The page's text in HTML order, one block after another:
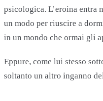
psicologica. L’eroina entra
un modo per riuscire a
in un mondo che ormai gli
Eppure, come lui stesso
soltanto un altro inganno